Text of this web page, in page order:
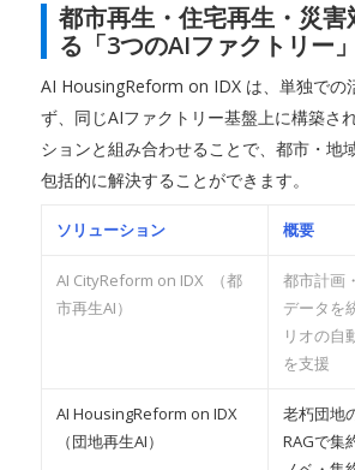
都市再生・住宅再生・災
る「3つのAIファクトリー」
AI HousingReform on IDX は、単独での
ず、同じAIファクトリー基盤上に構築さ
ションと組み合わせることで、都市・地
包括的に解決することができます。
ソリューション 概要
AI CityReform on IDX （都
市再生AI）
都市計画
データを
リオの自
を支援
AI HousingReform on IDX
（団地再生AI）
老朽団地
RAGで集